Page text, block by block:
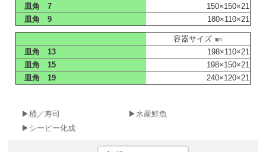
皿角 7
150×150×21
皿角 9
180×110×21
容器サイズ ㎜
皿角 13
198×110×21
皿角 15
198×150×21
皿角 19
240×120×21
▶桶／寿司
▶水産鮮魚
▶シーピー化成